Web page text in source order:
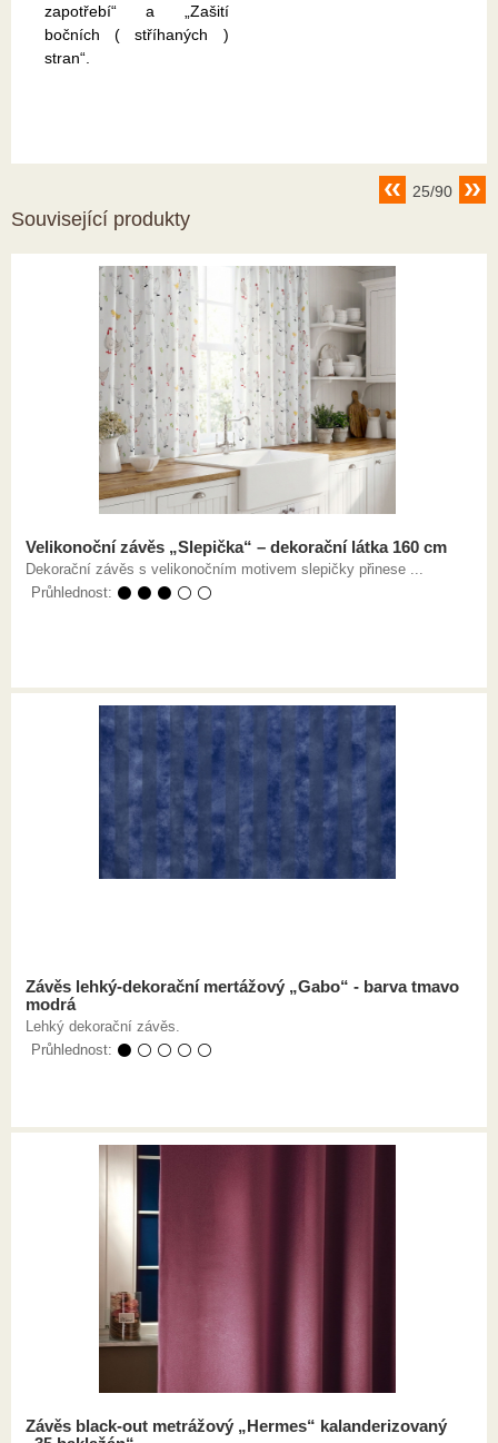
zapotřebí“ a „Zašití
bočních ( stříhaných )
stran“.
25/90
Související produkty
Velikonoční závěs „Slepička“ – dekorační látka 160 cm
Dekorační závěs s velikonočním motivem slepičky přinese ...
Průhlednost: ⚫ ⚫ ⚫ ⚪ ⚪
Závěs lehký-dekorační mertážový „Gabo“ - barva tmavo
modrá
Lehký dekorační závěs.
Průhlednost: ⚫ ⚪ ⚪ ⚪ ⚪
Závěs black-out metrážový „Hermes“ kalanderizovaný